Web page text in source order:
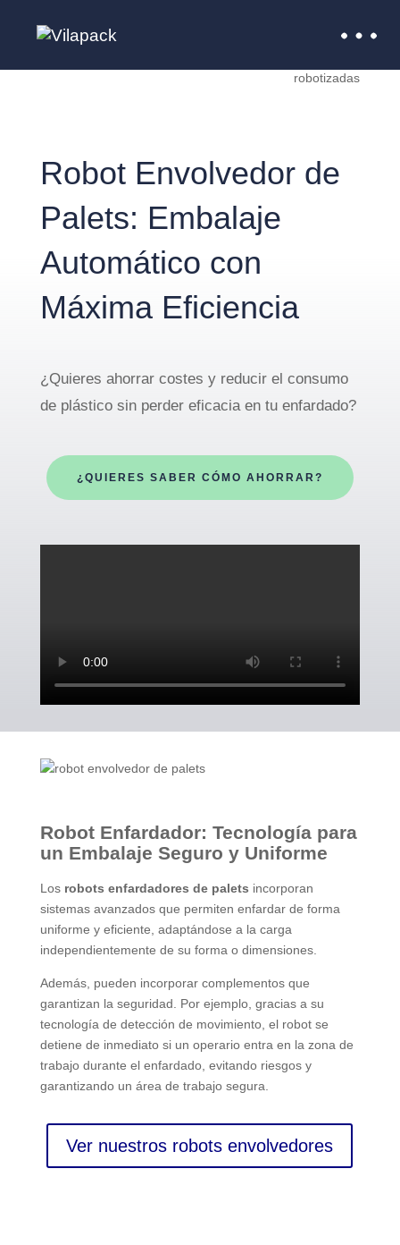
Empresa de embalaje Máquinas embalaje >
robotizadas
Robot Envolvedor de
Palets: Embalaje
Automático con
Máxima Eficiencia
¿Quieres ahorrar costes y reducir el consumo
de plástico sin perder eficacia en tu enfardado?
¿QUIERES SABER CÓMO AHORRAR?
Robot Enfardador: Tecnología para
un Embalaje Seguro y Uniforme
Los robots enfardadores de palets incorporan
sistemas avanzados que permiten enfardar de forma
uniforme y eficiente, adaptándose a la carga
independientemente de su forma o dimensiones.
Además, pueden incorporar complementos que
garantizan la seguridad. Por ejemplo, gracias a su
tecnología de detección de movimiento, el robot se
detiene de inmediato si un operario entra en la zona de
trabajo durante el enfardado, evitando riesgos y
garantizando un área de trabajo segura.
Ver nuestros robots envolvedores